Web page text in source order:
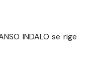
INDALO se rige